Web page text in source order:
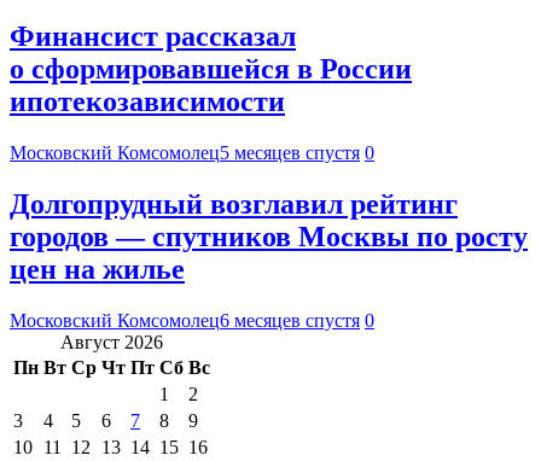
Финансист рассказал
о сформировавшейся в России
ипотекозависимости
Московский Комсомолец5 месяцев спустя 0
Долгопрудный возглавил рейтинг
городов — спутников Москвы по росту
цен на жилье
Московский Комсомолец6 месяцев спустя 0
Август 2026
Пн Вт Ср Чт Пт Сб Вс
1
2
3
4 5 6 7 8
9
10 11 12 13 14 15 16